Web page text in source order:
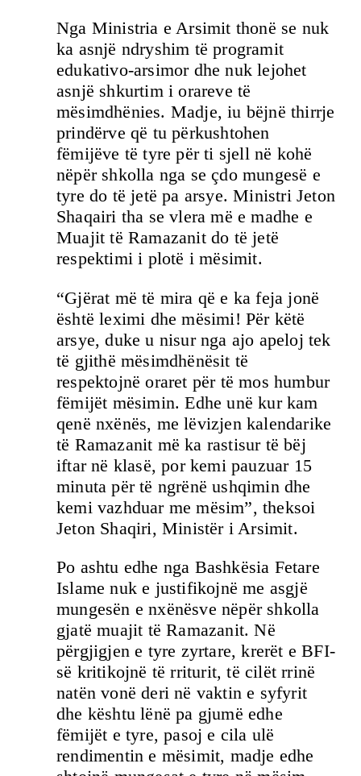
Nga Ministria e Arsimit thonë se nuk
ka asnjë ndryshim të programit
edukativo-arsimor dhe nuk lejohet
asnjë shkurtim i orareve të
mësimdhënies. Madje, iu bëjnë thirrje
prindërve që tu përkushtohen
fëmijëve të tyre për ti sjell në kohë
nëpër shkolla nga se çdo mungesë e
tyre do të jetë pa arsye. Ministri Jeton
Shaqairi tha se vlera më e madhe e
Muajit të Ramazanit do të jetë
respektimi i plotë i mësimit.
“Gjërat më të mira që e ka feja jonë
është leximi dhe mësimi! Për këtë
arsye, duke u nisur nga ajo apeloj tek
të gjithë mësimdhënësit të
respektojnë oraret për të mos humbur
fëmijët mësimin. Edhe unë kur kam
qenë nxënës, me lëvizjen kalendarike
të Ramazanit më ka rastisur të bëj
iftar në klasë, por kemi pauzuar 15
minuta për të ngrënë ushqimin dhe
kemi vazhduar me mësim”, theksoi
Jeton Shaqiri, Ministër i Arsimit.
Po ashtu edhe nga Bashkësia Fetare
Islame nuk e justifikojnë me asgjë
mungesën e nxënësve nëpër shkolla
gjatë muajit të Ramazanit. Në
përgjigjen e tyre zyrtare, krerët e BFI-
së kritikojnë të rriturit, të cilët rrinë
natën vonë deri në vaktin e syfyrit
dhe kështu lënë pa gjumë edhe
fëmijët e tyre, pasoj e cila ulë
rendimentin e mësimit, madje edhe